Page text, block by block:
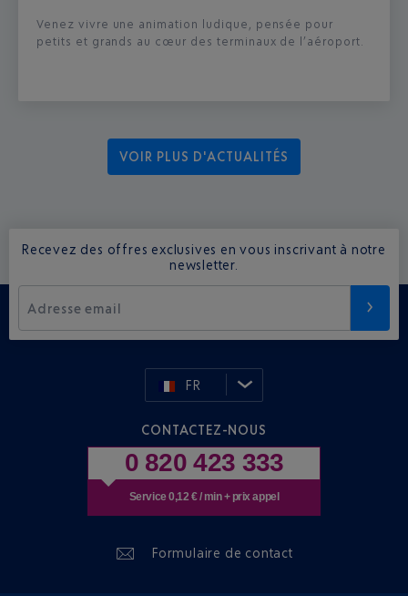
Venez vivre une animation ludique, pensée pour
petits et grands au cœur des terminaux de l’aéroport.
VOIR PLUS D'ACTUALITÉS
Recevez des offres exclusives en vous inscrivant à notre
newsletter.
Adresse email
FR
CONTACTEZ-NOUS
0 820 423 333
Service 0,12 € / min + prix appel
Formulaire de contact